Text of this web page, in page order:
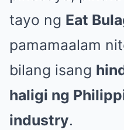
tayo ng Eat
pamamaalam
bilang isang
haligi ng
industry.